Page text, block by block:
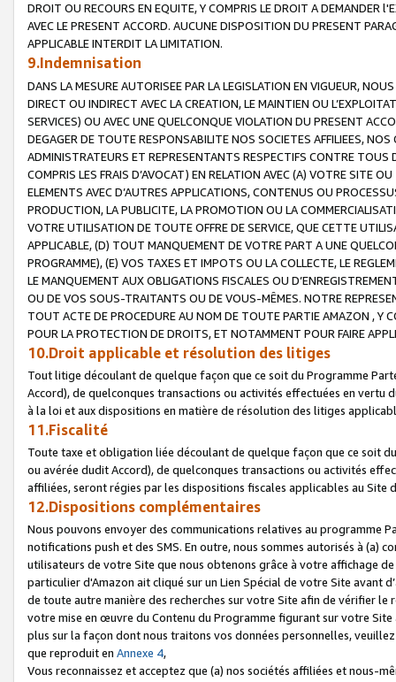
DROIT OU RECOURS EN EQUITE, Y COMPRIS LE DROIT A DEMANDER
AVEC LE PRESENT ACCORD. AUCUNE DISPOSITION DU PRESENT
APPLICABLE INTERDIT LA LIMITATION.
9.Indemnisation
DANS LA MESURE AUTORISEE PAR LA LEGISLATION EN VIGUEUR,
DIRECT OU INDIRECT AVEC LA CREATION, LE MAINTIEN OU
SERVICES) OU AVEC UNE QUELCONQUE VIOLATION DU PRESENT
DEGAGER DE TOUTE RESPONSABILITE NOS SOCIETES AFFILIEES,
ADMINISTRATEURS ET REPRESENTANTS RESPECTIFS CONTRE
COMPRIS LES FRAIS D’AVOCAT) EN RELATION AVEC (A) VOTRE SITE
ELEMENTS AVEC D’AUTRES APPLICATIONS, CONTENUS OU
PRODUCTION, LA PUBLICITE, LA PROMOTION OU LA
VOTRE UTILISATION DE TOUTE OFFRE DE SERVICE, QUE CETTE
APPLICABLE, (D) TOUT MANQUEMENT DE VOTRE PART A UNE
PROGRAMME), (E) VOS TAXES ET IMPOTS OU LA COLLECTE, LE
LE MANQUEMENT AUX OBLIGATIONS FISCALES OU
OU DE VOS SOUS-TRAITANTS OU DE VOUS-MÊMES. NOTRE
TOUT ACTE DE PROCEDURE AU NOM DE TOUTE PARTIE AMAZON , Y
POUR LA PROTECTION DE DROITS, ET NOTAMMENT POUR FAIRE
10.Droit applicable et résolution des litiges
Tout litige découlant de quelque façon que ce soit du Programme
Accord), de quelconques transactions ou activités effectuées en vertu
à la loi et aux dispositions en matière de résolution des litiges
11.Fiscalité
Toute taxe et obligation liée découlant de quelque façon que ce soit
ou avérée dudit Accord), de quelconques transactions ou activités
affiliées, seront régies par les dispositions fiscales applicables au Site
12.Dispositions complémentaires
Nous pouvons envoyer des communications relatives au programme
notifications push et des SMS. En outre, nous sommes autorisés à
utilisateurs de votre Site que nous obtenons grâce à votre affichage
particulier d'Amazon ait cliqué sur un Lien Spécial de votre Site avant
de toute autre manière des recherches sur votre Site afin de vérifier
votre mise en œuvre du Contenu du Programme figurant sur votre
plus sur la façon dont nous traitons vos données personnelles,
que reproduit en Annexe 4,
Vous reconnaissez et acceptez que (a) nos sociétés affiliées et nous-